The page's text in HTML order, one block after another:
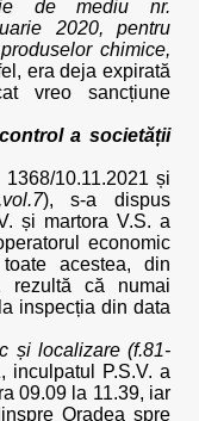
de mediu nr.
2020, pentru
chimice,
era deja expirată
vreo sancțiune
a societății
10.11.2021 și
), s-a dispus
și martora V.S. a
economic
acestea, din
rezultă că numai
inspecția din data
și localizare (f.81-
inculpatul P.S.V. a
09.09 la 11.39, iar
Oradea spre